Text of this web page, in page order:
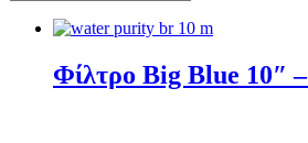
Φίλτρο Big Blue 10″